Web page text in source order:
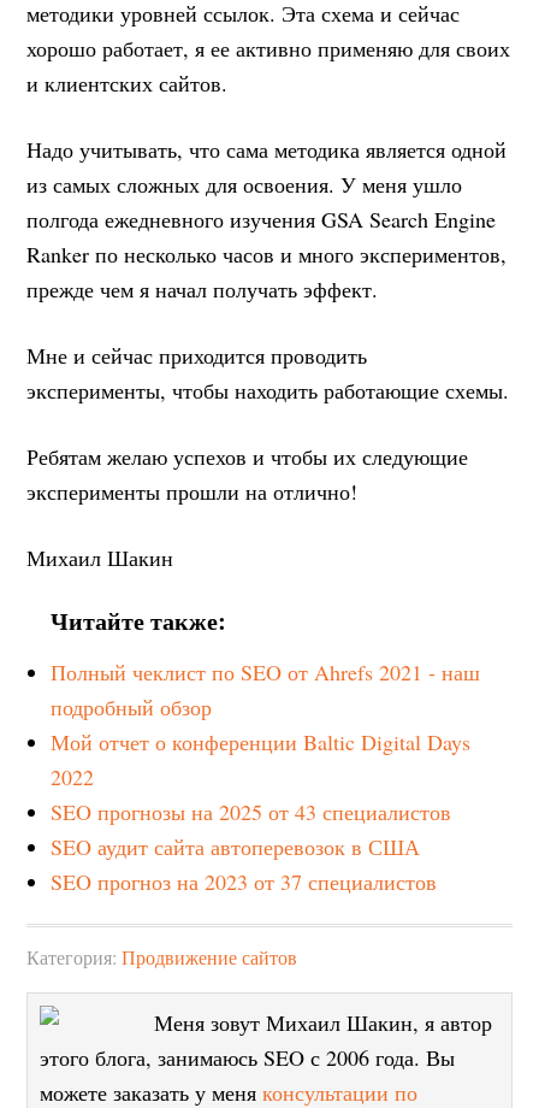
методики уровней ссылок. Эта схема и сейчас
хорошо работает, я ее активно применяю для своих
и клиентских сайтов.
Надо учитывать, что сама методика является одной
из самых сложных для освоения. У меня ушло
полгода ежедневного изучения GSA Search Engine
Ranker по несколько часов и много экспериментов,
прежде чем я начал получать эффект.
Мне и сейчас приходится проводить
эксперименты, чтобы находить работающие схемы.
Ребятам желаю успехов и чтобы их следующие
эксперименты прошли на отлично!
Михаил Шакин
Читайте также:
Полный чеклист по SEO от Ahrefs 2021 - наш
подробный обзор
Мой отчет о конференции Baltic Digital Days
2022
SEO прогнозы на 2025 от 43 специалистов
SEO аудит сайта автоперевозок в США
SEO прогноз на 2023 от 37 специалистов
Категория:Продвижение сайтов
Меня зовут Михаил Шакин, я автор
этого блога, занимаюсь SEO с 2006 года. Вы
можете заказать у меняконсультации по